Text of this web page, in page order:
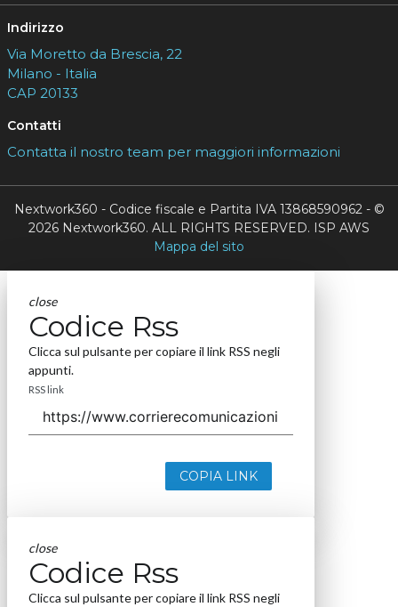
Indirizzo
Via Moretto da Brescia, 22
Milano - Italia
CAP 20133
Contatti
Contatta il nostro team per maggiori informazioni
Nextwork360 - Codice fiscale e Partita IVA 13868590962 - ©
2026 Nextwork360. ALL RIGHTS RESERVED. ISP AWS
Mappa del sito
close
Codice Rss
Clicca sul pulsante per copiare il link RSS negli
appunti.
RSS link
COPIA LINK
close
Codice Rss
Clicca sul pulsante per copiare il link RSS negli